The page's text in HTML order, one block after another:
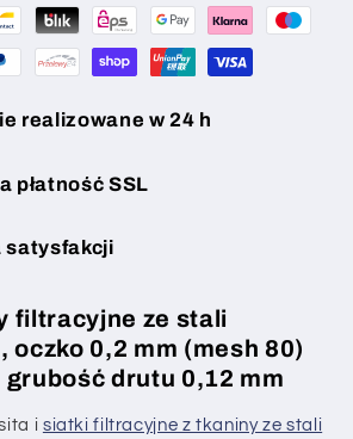
0,12
wymiar
realizowane w 24 h
płatność SSL
satysfakcji
filtracyjne ze stali
oczko 0,2 mm (mesh 80)
grubość drutu 0,12 mm
i siatki filtracyjne z tkaniny ze stali